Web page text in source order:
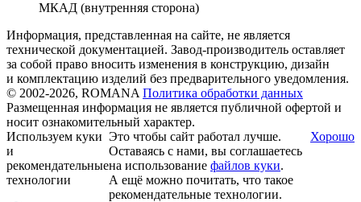
МКАД (внутренняя сторона)
Информация, представленная на сайте, не является
технической документацией. Завод-производитель оставляет
за собой право вносить изменения в конструкцию, дизайн
и комплектацию изделий без предварительного уведомления.
© 2002-2026, ROMANA Политика обработки данных
Размещенная информация не является публичной офертой и
носит ознакомительный характер.
Используем куки
и
рекомендательные
технологии
Это чтобы сайт работал лучше.
Оставаясь с нами, вы соглашаетесь
на использование файлов куки.
А ещё можно почитать, что такое
рекомендательные технологии.
Хорошо